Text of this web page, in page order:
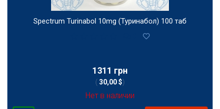
Spectrum Turinabol 10mg (Туринабол) 100 таб
1311 грн
( 30,00 $)
Нет в наличии